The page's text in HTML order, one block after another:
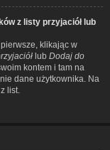
z listy przyjaciół lub
klikając w
lub Dodaj do
kontem i tam na
dane użytkownika. Na
list.